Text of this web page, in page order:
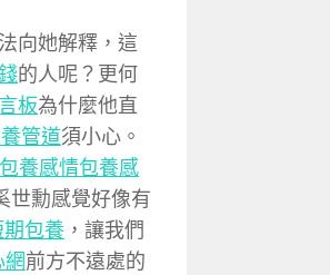
向她解釋，這
的人呢？更何
板為什麼他直
管道須小心。
包養感情包養感
世勳感覺好像有
期包養 ，讓我們
前方不遠處的